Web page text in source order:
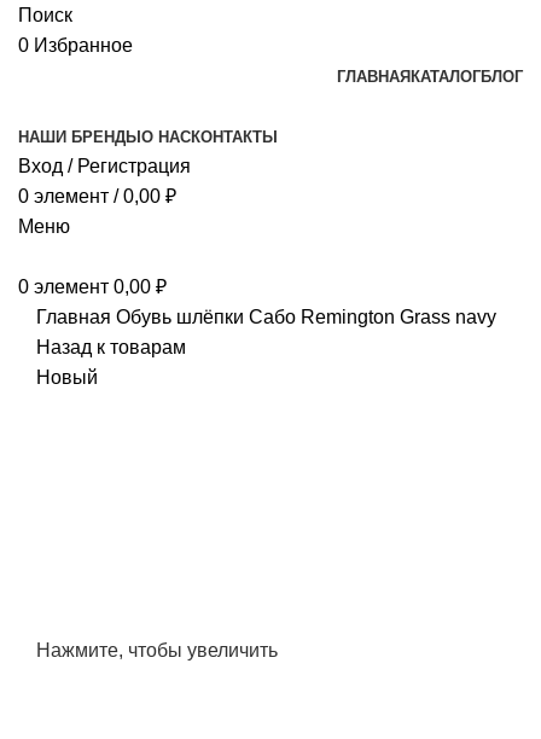
Поиск
0 Избранное
ГЛАВНАЯ КАТАЛОГБЛОГ
НАШИ БРЕНДЫ О НАСКОНТАКТЫ
Вход / Регистрация
0 элемент / 0,00 ₽
Меню
0 элемент 0,00 ₽
Главная Обувь шлёпки Сабо Remington Grass navy
Назад к товарам
Новый
Нажмите, чтобы увеличить